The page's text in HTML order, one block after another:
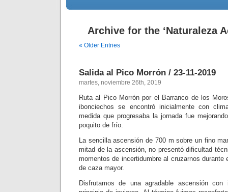
Archive for the ‘Naturaleza
« Older Entries
Salida al Pico Morrón / 23-11-2019
martes, noviembre 26th, 2019
Ruta al Pico Morrón por el Barranco de los
ibonciechos se encontró inicialmente con
medida que progresaba la jornada fue
poquito de frío.
La sencilla ascensión de 700 m sobre un fino
mitad de la ascensión, no presentó dificultad
momentos de incertidumbre al cruzarnos durante
de caza mayor.
Disfrutamos de una agradable ascensión